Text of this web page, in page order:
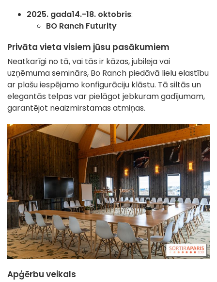
2025. gada14.-18. oktobris:
BO Ranch Futurity
Privāta vieta visiem jūsu pasākumiem
Neatkarīgi no tā, vai tās ir kāzas, jubileja vai
uzņēmuma seminārs, Bo Ranch piedāvā lielu elastību
ar plašu iespējamo konfigurāciju klāstu. Tā siltās un
elegantās telpas var pielāgot jebkuram gadījumam,
garantējot neaizmirstamas atmiņas.
Apģērbu veikals